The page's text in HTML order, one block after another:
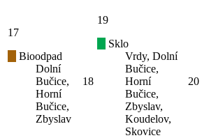
17
Bioodpad
Dolní
Bučice,
Horní
Bučice,
Zbyslav
18
19
Sklo
Vrdy, Dolní
Bučice,
Horní
Bučice,
Zbyslav,
Koudelov,
Skovice
20